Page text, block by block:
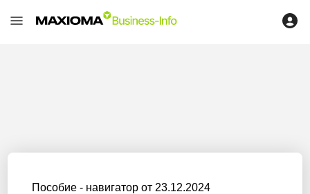
Пособие - навигатор от 23.12.2024